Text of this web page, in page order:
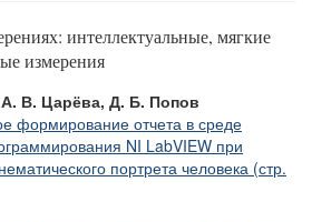
интеллектуальные, мягкие
измерения
В. Царёва, Д. Б. Попов
формирование отчета в среде
NI LabVIEW при
портрета человека (стр.